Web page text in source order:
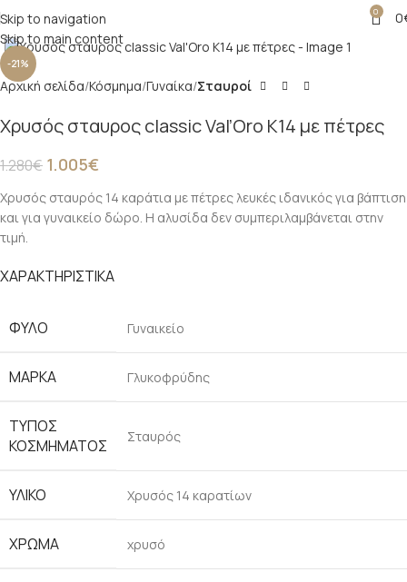
Skip to navigation
Skip to main content
0 0
-21%
Click to enlarge
Αρχική σελίδα Κόσμημα Γυναίκα Σταυροί
Χρυσός σταυρος classic Val’Oro Κ14 με πέτρες
1.280€ 1.005€
Χρυσός σταυρός 14 καράτια με πέτρες λευκές ιδανικός για βάπτιση
και για γυναικείο δώρο. Η αλυσίδα δεν συμπεριλαμβάνεται στην
τιμή.
ΧΑΡΑΚΤΗΡΙΣΤΙΚΑ
ΦΎΛΟ Γυναικείο
ΜΆΡΚΑ Γλυκοφρύδης
ΤΎΠΟΣ
ΚΟΣΜΉΜΑΤΟΣ
Σταυρός
ΥΛΙΚΌ Χρυσός 14 καρατίων
ΧΡΏΜΑ χρυσό